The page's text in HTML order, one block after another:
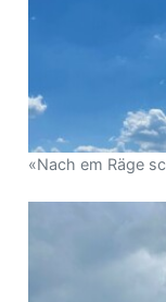
«Nach em Räge